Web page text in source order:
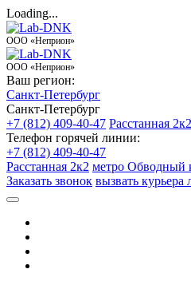
Loading...
ООО «Неприон»
ООО «Неприон»
Ваш регион:
Санкт-Петербург
Санкт-Петербург
+7 (812) 409-40-47 Расстанная 2к2
Телефон горячей линии:
+7 (812) 409-40-47
Расстанная 2к2 метро Обводный
Заказать звонок вызвать курьера